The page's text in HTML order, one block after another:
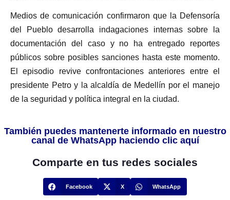
Medios de comunicación confirmaron que la Defensoría
del Pueblo desarrolla indagaciones internas sobre la
documentación del caso y no ha entregado reportes
públicos sobre posibles sanciones hasta este momento.
El episodio revive confrontaciones anteriores entre el
presidente Petro y la alcaldía de Medellín por el manejo
de la seguridad y política integral en la ciudad.
También puedes mantenerte informado en nuestro
canal de WhatsApp haciendo clic aquí
Comparte en tus redes sociales
Facebook X WhatsApp